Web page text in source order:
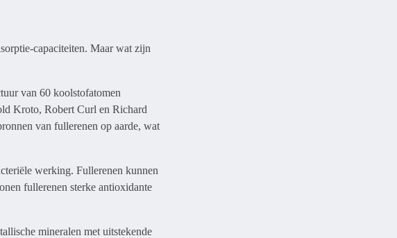
capaciteiten. Maar wat zijn
van 60 koolstofatomen
Kroto, Robert Curl en Richard
van fullerenen op aarde, wat
werking. Fullerenen kunnen
fullerenen sterke antioxidante
mineralen met uitstekende